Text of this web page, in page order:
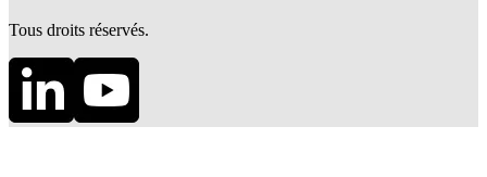
Tous droits réservés.